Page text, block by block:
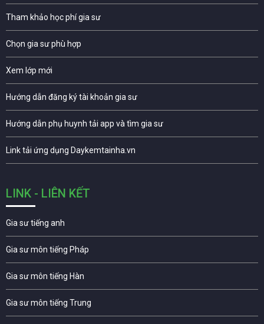
Tham khảo học phí gia sư
Chọn gia sư phù hợp
Xem lớp mới
Hướng dẫn đăng ký tài khoản gia sư
Hướng dẫn phụ huynh tải app và tìm gia sư
Link tải ứng dụng Daykemtainha.vn
LINK - LIÊN KẾT
Gia sư tiếng anh
Gia sư môn tiếng Pháp
Gia sư môn tiếng Hàn
Gia sư môn tiếng Trung